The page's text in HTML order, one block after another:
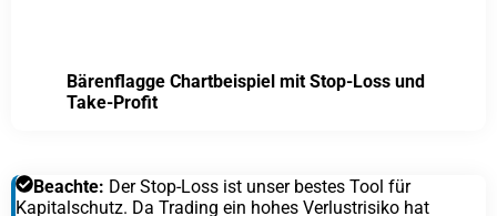
Bärenflagge Chartbeispiel mit Stop-Loss und
Take-Profit
Beachte: Der Stop-Loss ist unser bestes Tool für
Kapitalschutz. Da Trading ein hohes Verlustrisiko hat